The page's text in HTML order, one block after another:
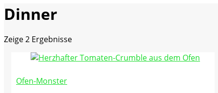
Toastenstein.com
Dinner
Zeige2 Ergebnisse
Ofen-Monster